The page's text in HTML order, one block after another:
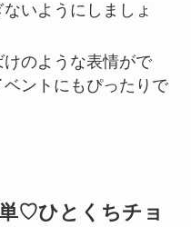
いようにしましょ
のような表情がで
ントにもぴったりで
♡ひとくちチョ